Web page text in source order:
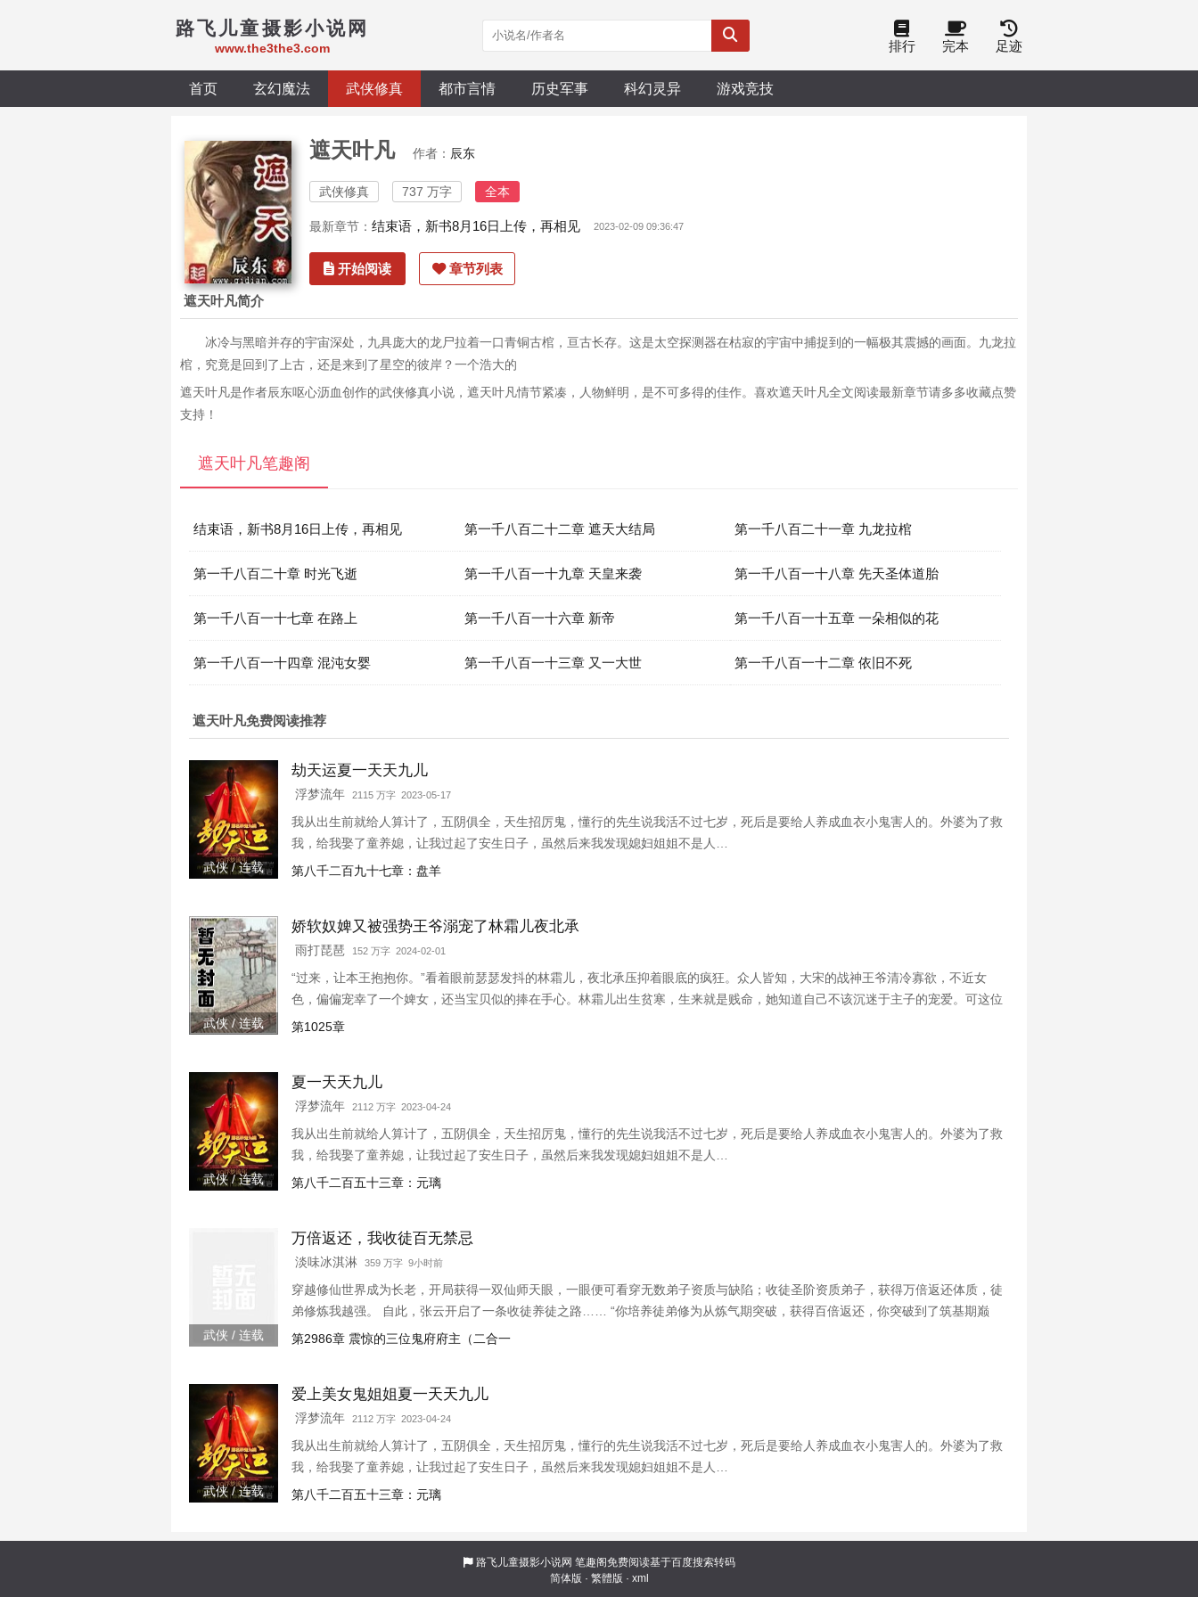
路飞儿童摄影小说网
www.the3the3.com 排行 完本 足迹
首页 玄幻魔法 武侠修真 都市言情 历史军事 科幻灵异 游戏竞技
遮天叶凡 作者： 辰东
武侠修真 737 万字 全本
最新章节： 结束语，新书8月16日上传，再相见 2023-02-09 09:36:47
开始阅读 章节列表
遮天叶凡简介
冰冷与黑暗并存的宇宙深处，九具庞大的龙尸拉着一口青铜古棺，亘古长存。这是太空探测器在枯寂的宇宙中捕捉到的一幅极其震撼的画面。九龙拉
棺，究竟是回到了上古，还是来到了星空的彼岸？一个浩大的
遮天叶凡是作者辰东呕心沥血创作的武侠修真小说，遮天叶凡情节紧凑，人物鲜明，是不可多得的佳作。喜欢遮天叶凡全文阅读最新章节请多多收藏点赞
支持！
遮天叶凡笔趣阁
结束语，新书8月16日上传，再相见 第一千八百二十二章 遮天大结局 第一千八百二十一章 九龙拉棺
第一千八百二十章 时光飞逝 第一千八百一十九章 天皇来袭 第一千八百一十八章 先天圣体道胎
第一千八百一十七章 在路上 第一千八百一十六章 新帝 第一千八百一十五章 一朵相似的花
第一千八百一十四章 混沌女婴 第一千八百一十三章 又一大世 第一千八百一十二章 依旧不死
遮天叶凡免费阅读推荐
武侠 / 连载
劫天运夏一天天九儿
浮梦流年 2115 万字 2023-05-17
我从出生前就给人算计了，五阴俱全，天生招厉鬼，懂行的先生说我活不过七岁，死后是要给人养成血衣小鬼害人的。外婆为了救
我，给我娶了童养媳，让我过起了安生日子，虽然后来我发现媳妇姐姐不是人…
第八千二百九十七章：盘羊
武侠 / 连载
娇软奴婢又被强势王爷溺宠了林霜儿夜北承
雨打琵琶 152 万字 2024-02-01
“过来，让本王抱抱你。”看着眼前瑟瑟发抖的林霜儿，夜北承压抑着眼底的疯狂。众人皆知，大宋的战神王爷清冷寡欲，不近女
色，偏偏宠幸了一个婢女，还当宝贝似的捧在手心。林霜儿出生贫寒，生来就是贱命，她知道自己不该沉迷于主子的宠爱。可这位
主子，替她撑腰，在她面前屈尊降贵，还给了她独一无二的偏宠。林霜儿泥足深陷，心里眼里都只容得下他。可是后来，主子带回
第1025章
武侠 / 连载
夏一天天九儿
浮梦流年 2112 万字 2023-04-24
我从出生前就给人算计了，五阴俱全，天生招厉鬼，懂行的先生说我活不过七岁，死后是要给人养成血衣小鬼害人的。外婆为了救
我，给我娶了童养媳，让我过起了安生日子，虽然后来我发现媳妇姐姐不是人…
第八千二百五十三章：元璃
武侠 / 连载
万倍返还，我收徒百无禁忌
淡味冰淇淋 359 万字 9小时前
穿越修仙世界成为长老，开局获得一双仙师天眼，一眼便可看穿无数弟子资质与缺陷；收徒圣阶资质弟子，获得万倍返还体质，徒
弟修炼我越强。 自此，张云开启了一条收徒养徒之路…… “你培养徒弟修为从炼气期突破，获得百倍返还，你突破到了筑基期巅
峰！” “你培养徒弟修为从筑基期突破，获得千倍返还，你突破到了金丹期巅峰！” “你培养徒弟修为从金丹期突破，获得万倍返还，
第2986章 震惊的三位鬼府府主（二合一
武侠 / 连载
爱上美女鬼姐姐夏一天天九儿
浮梦流年 2112 万字 2023-04-24
我从出生前就给人算计了，五阴俱全，天生招厉鬼，懂行的先生说我活不过七岁，死后是要给人养成血衣小鬼害人的。外婆为了救
我，给我娶了童养媳，让我过起了安生日子，虽然后来我发现媳妇姐姐不是人…
第八千二百五十三章：元璃
路飞儿童摄影小说网 笔趣阁免费阅读基于百度搜索转码
简体版 · 繁體版 · xml